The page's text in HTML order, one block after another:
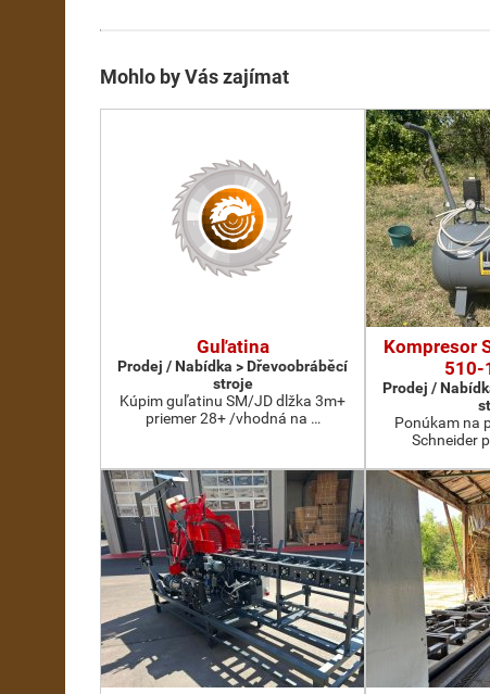
Mohlo by Vás zajímat
Guľatina
Prodej / Nabídka > Dřevoobráběcí
stroje
Kúpim guľatinu SM/JD dlžka 3m+
priemer 28+ /vhodná na …
Kompresor
510-
Prodej /
Ponúkam na
Schneider